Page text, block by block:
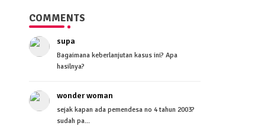
COMMENTS
supa
Bagaimana keberlanjutan kasus ini? Apa
hasilnya?
wonder woman
sejak kapan ada pemendesa no 4 tahun 2003?
sudah pa...